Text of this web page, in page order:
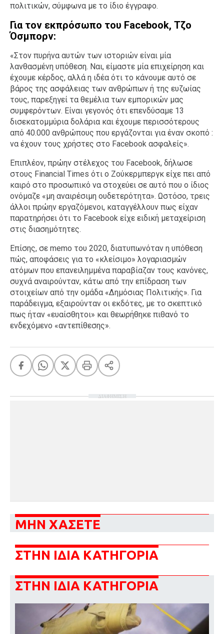
πολιτικών, σύμφωνα με το ίδιο έγγραφο.
Για τον εκπρόσωπο του Facebook, Τζο
Όσμπορν:
«Στον πυρήνα αυτών των ιστοριών είναι μία
λανθασμένη υπόθεση. Ναι, είμαστε μία επιχείρηση και
έχουμε κέρδος, αλλά η ιδέα ότι το κάνουμε αυτό σε
βάρος της ασφάλειας των ανθρώπων ή της ευζωίας
τους, παρεξηγεί τα θεμέλια των εμπορικών μας
συμφερόντων. Είναι γεγονός ότι επενδύσαμε 13
δισεκατομμύρια δολάρια και έχουμε περισσότερους
από 40.000 ανθρώπους που εργάζονται για έναν σκοπό :
να έχουν τους χρήστες στο Facebook ασφαλείς».
Επιπλέον, πρώην στέλεχος του Facebook, δήλωσε
στους Financial Times ότι ο Ζούκερμπεργκ είχε πει από
καιρό στο προσωπικό να στοχεύει σε αυτό που ο ίδιος
ονόμαζε «μη αναιρέσιμη ουδετερότητα». Ωστόσο, τρεις
άλλοι πρώην εργαζόμενοι, καταγγέλλουν πως είχαν
παρατηρήσει ότι το Facebook είχε ειδική μεταχείριση
στις διασημότητες.
Επίσης, σε memo του 2020, διατυπωνόταν η υπόθεση
πώς, αποφάσεις για το «κλείσιμο» λογαριασμών
ατόμων που επανειλημμένα παραβίαζαν τους κανόνες,
συχνά αναιρούνταν, κάτω από την επίδραση των
στοιχείων από την ομάδα «Δημόσιας Πολιτικής». Για
παράδειγμα, εξαιρούνταν οι εκδότες, με το σκεπτικό
πως ήταν «ευαίσθητοι» και θεωρήθηκε πιθανό το
ενδεχόμενο «αντεπίθεσης».
ΔΙΑΦΗΜΙΣΗ
ΜΗΝ ΧΑΣΕΤΕ
ΣΤΗΝ ΙΔΙΑ ΚΑΤΗΓΟΡΙΑ
ΣΤΗΝ ΙΔΙΑ ΚΑΤΗΓΟΡΙΑ